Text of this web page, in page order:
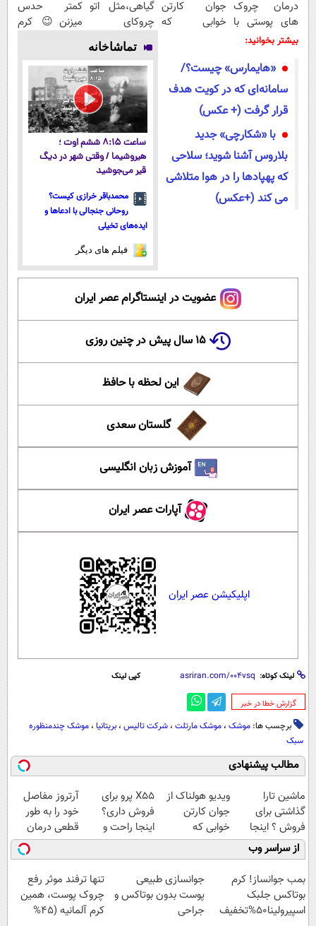
درمان چروک
های پوستی با
این روش امن
جوان کارتن
خوابی که
گیاهی،مثل اتو
چروکای
پوستتوصاف
میکنه!50%تخفیف
کمتر حدس
میزنن😉 کرم
45%تخفیف
بیشتر بخوانید:
«هایمارس» چیست؟/
سامانه‌ای که در کویت هدف
قرار گرفت (+ عکس)
با «شکارچی» جدید
بلاروس آشنا شوید؛ سلاحی
که پهپادها را در هوا متلاشی
می کند (+عکس)
تماشاخانه
ساعت ۸:۱۵ ششم اوت ؛
هیروشیما / وقتی شهر در دیگ
قیر می‌جوشید
محمدباقر خرازی کیست؟
روحانی جنجالی با ادعاها و
ایده‌های تخیلی
فیلم های دیگر
عضویت در اینستاگرام عصر ایران
۱۵ سال پیش در چنین روزی
این لحظه با حافظ
گلستان سعدی
آموزش زبان انگلیسی
آپارات عصر ایران
اپلیکیشن عصر ایران
لینک کوتاه: کپی لینک
‌گزارش خطا در خبر
برچسب ها: موشک ، موشک مارتلت ، شرکت تالیس ، بریتانیا ، موشک چندمنظوره
سبک
مطالب پیشنهادی
ماشین تارا
گذاشتی برای
فروش ؟ اینجا
سریع و راحت
بفروش
ویدیو هولناک از
جوان کارتن
خوابی که
میلیاردر شد.
آموزش رایگان
X55 پرو برای
فروش داری؟
اینجا راحت و
سریع بفروشش
آرتروز مفاصل
خود را به طور
قطعی درمان
کنید!
◗پرسش‌نامه◖
از سراسر وب
بمب جوانساز! کرم
بوتاکس جلبک
اسپیرولینا50%تخفیف
جوانسازی طبیعی
پوست بدون بوتاکس و
جراحی
تنها ترفند موثر رفع
چروک پوست، همین
کرم آلمانیه (45%